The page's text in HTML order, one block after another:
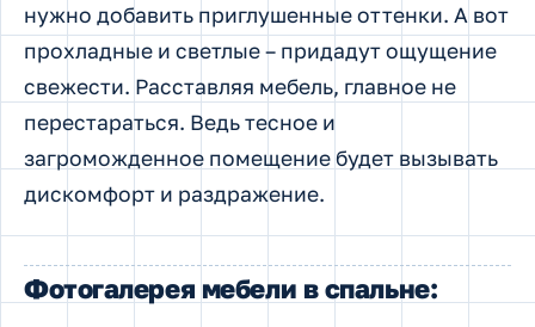
нужно добавить приглушенные оттенки. А вот
прохладные и светлые – придадут ощущение
свежести. Расставляя мебель, главное не
перестараться. Ведь тесное и
загроможденное помещение будет вызывать
дискомфорт и раздражение.
Фотогалерея мебели в спальне: